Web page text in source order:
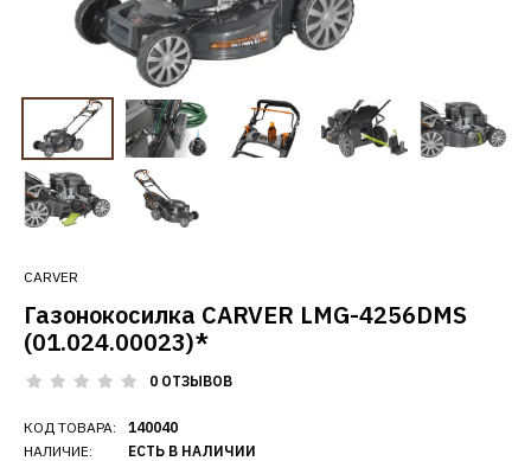
CARVER
Газонокосилка CARVER LMG-4256DMS
(01.024.00023)*
0 ОТЗЫВОВ
КОД ТОВАРА:
НАЛИЧИЕ:
140040
ЕСТЬ В НАЛИЧИИ